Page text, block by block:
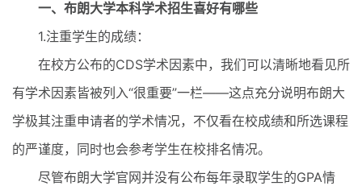
一、布朗大学本科学术招生喜好有哪些
1.注重学生的成绩：
在校方公布的CDS学术因素中，我们可以清晰地看见所
有学术因素皆被列入“很重要”一栏——这点充分说明布朗大
学极其注重申请者的学术情况，不仅看在校成绩和所选课程
的严谨度，同时也会参考学生在校排名情况。
尽管布朗大学官网并没有公布每年录取学生的GPA情